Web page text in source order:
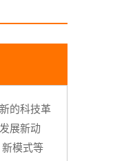
的科技革
展新动
模式等